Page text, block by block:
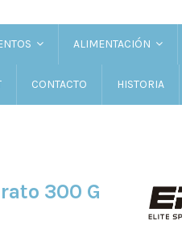
ALIMENTACIÓN
CONTACTO HISTORIA
300 G